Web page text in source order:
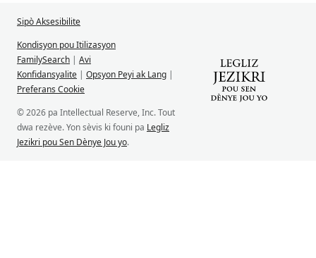
Sipò Aksesibilite
Kondisyon pou Itilizasyon
FamilySearch | Avi
Konfidansyalite | Opsyon Peyi ak Lang |
Preferans Cookie
© 2026 pa Intellectual Reserve, Inc. Tout
dwa rezève. Yon sèvis ki founi pa Legliz
Jezikri pou Sen Dènye Jou yo.